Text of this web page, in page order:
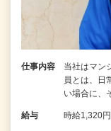
仕事内容
当社はマン
員とは、日
い場合に、
給与 時給1,320